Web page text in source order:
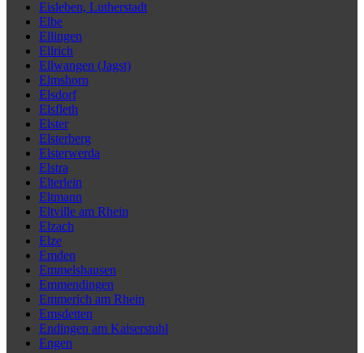
Eisleben, Lutherstadt
Elbe
Ellingen
Ellrich
Ellwangen (Jagst)
Elmshorn
Elsdorf
Elsfleth
Elster
Elsterberg
Elsterwerda
Elstra
Elterlein
Eltmann
Eltville am Rhein
Elzach
Elze
Emden
Emmelshausen
Emmendingen
Emmerich am Rhein
Emsdetten
Endingen am Kaiserstuhl
Engen